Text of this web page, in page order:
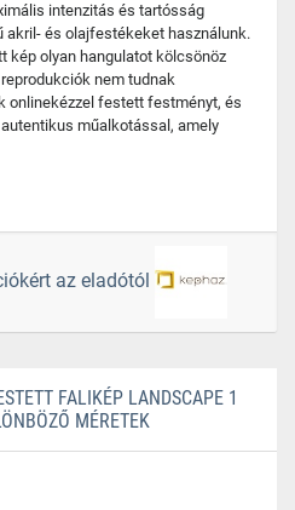
intenzitás és tartósság
akril- és olajfestékeket használunk.
kép olyan hangulatot kölcsönöz
nem tudnak
onlinekézzel festett festményt, és
műalkotással, amely
az eladótól
FALIKÉP LANDSCAPE 1
MÉRETEK